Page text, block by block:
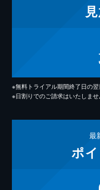
※無料トライアル期間終了日の
※日割りでのご請求はいたしませ
最
ポ